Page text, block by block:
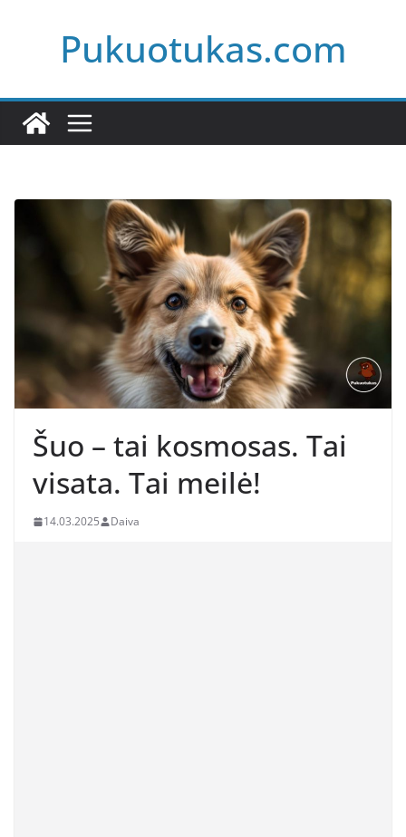
Pukuotukas.com
Šuo – tai kosmosas. Tai
visata. Tai meilė!
14.03.2025 Daiva